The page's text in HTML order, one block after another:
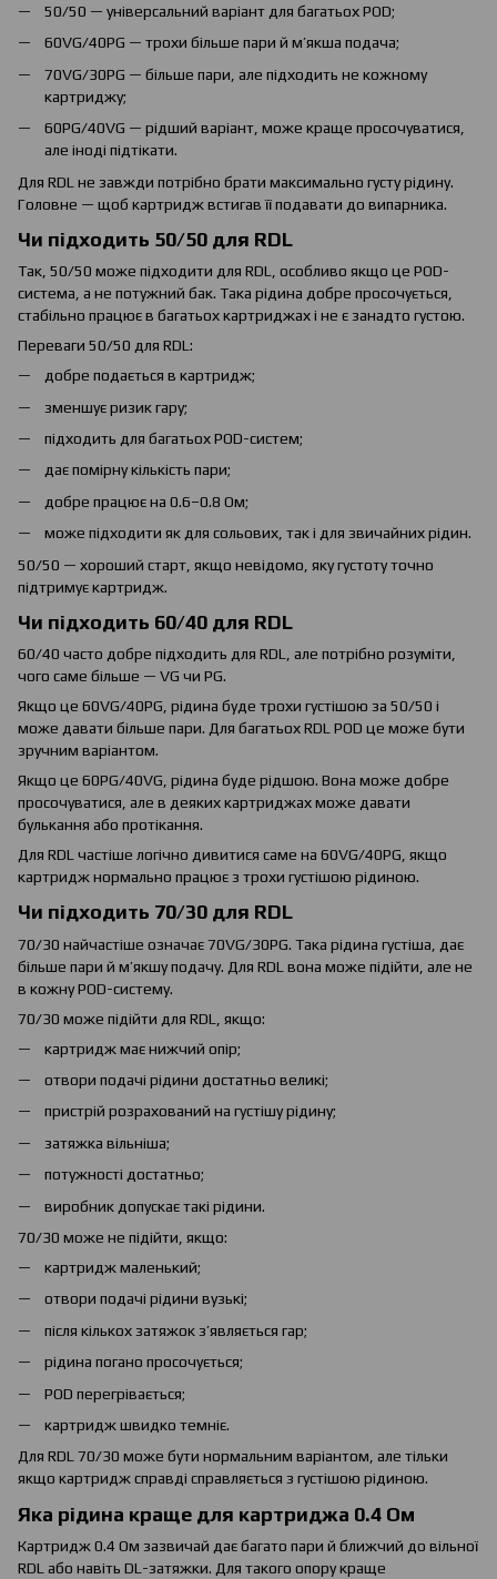
50/50 — універсальний варіант для багатьох POD;
60VG/40PG — трохи більше пари й м’якша подача;
70VG/30PG — більше пари, але підходить не кожному
картриджу;
60PG/40VG — рідший варіант, може краще просочуватися,
але іноді підтікати.
Для RDL не завжди потрібно брати максимально густу рідину.
Головне — щоб картридж встигав її подавати до випарника.
Чи підходить 50/50 для RDL
Так, 50/50 може підходити для RDL, особливо якщо це POD-
система, а не потужний бак. Така рідина добре просочується,
стабільно працює в багатьох картриджах і не є занадто густою.
Переваги 50/50 для RDL:
добре подається в картридж;
зменшує ризик гару;
підходить для багатьох POD-систем;
дає помірну кількість пари;
добре працює на 0.6–0.8 Ом;
може підходити як для сольових, так і для звичайних рідин.
50/50 — хороший старт, якщо невідомо, яку густоту точно
підтримує картридж.
Чи підходить 60/40 для RDL
60/40 часто добре підходить для RDL, але потрібно розуміти,
чого саме більше — VG чи PG.
Якщо це 60VG/40PG, рідина буде трохи густішою за 50/50 і
може давати більше пари. Для багатьох RDL POD це може бути
зручним варіантом.
Якщо це 60PG/40VG, рідина буде рідшою. Вона може добре
просочуватися, але в деяких картриджах може давати
булькання або протікання.
Для RDL частіше логічно дивитися саме на 60VG/40PG, якщо
картридж нормально працює з трохи густішою рідиною.
Чи підходить 70/30 для RDL
70/30 найчастіше означає 70VG/30PG. Така рідина густіша, дає
більше пари й м’якшу подачу. Для RDL вона може підійти, але не
в кожну POD-систему.
70/30 може підійти для RDL, якщо:
картридж має нижчий опір;
отвори подачі рідини достатньо великі;
пристрій розрахований на густішу рідину;
затяжка вільніша;
потужності достатньо;
виробник допускає такі рідини.
70/30 може не підійти, якщо:
картридж маленький;
отвори подачі рідини вузькі;
після кількох затяжок з’являється гар;
рідина погано просочується;
POD перегрівається;
картридж швидко темніє.
Для RDL 70/30 може бути нормальним варіантом, але тільки
якщо картридж справді справляється з густішою рідиною.
Яка рідина краще для картриджа 0.4 Ом
Картридж 0.4 Ом зазвичай дає багато пари й ближчий до вільної
RDL або навіть DL-затяжки. Для такого опору краще